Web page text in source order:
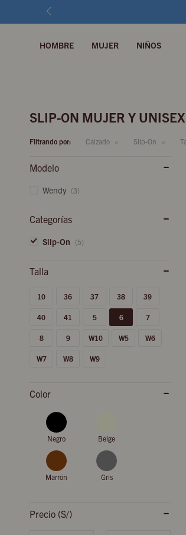
HOMBRE MUJER NIÑOS
SLIP-ON MUJER Y
Filtrando por: Calzado Slip-On
Categorías
Slip-On (5)
10 36 37 38 39
40 41 5 6 7
8 9 W10 W5 W6
W7 W8 W9
Precio (S/)
Color
Negro Beige
Marrón Gris
Modelo
Wendy (3)